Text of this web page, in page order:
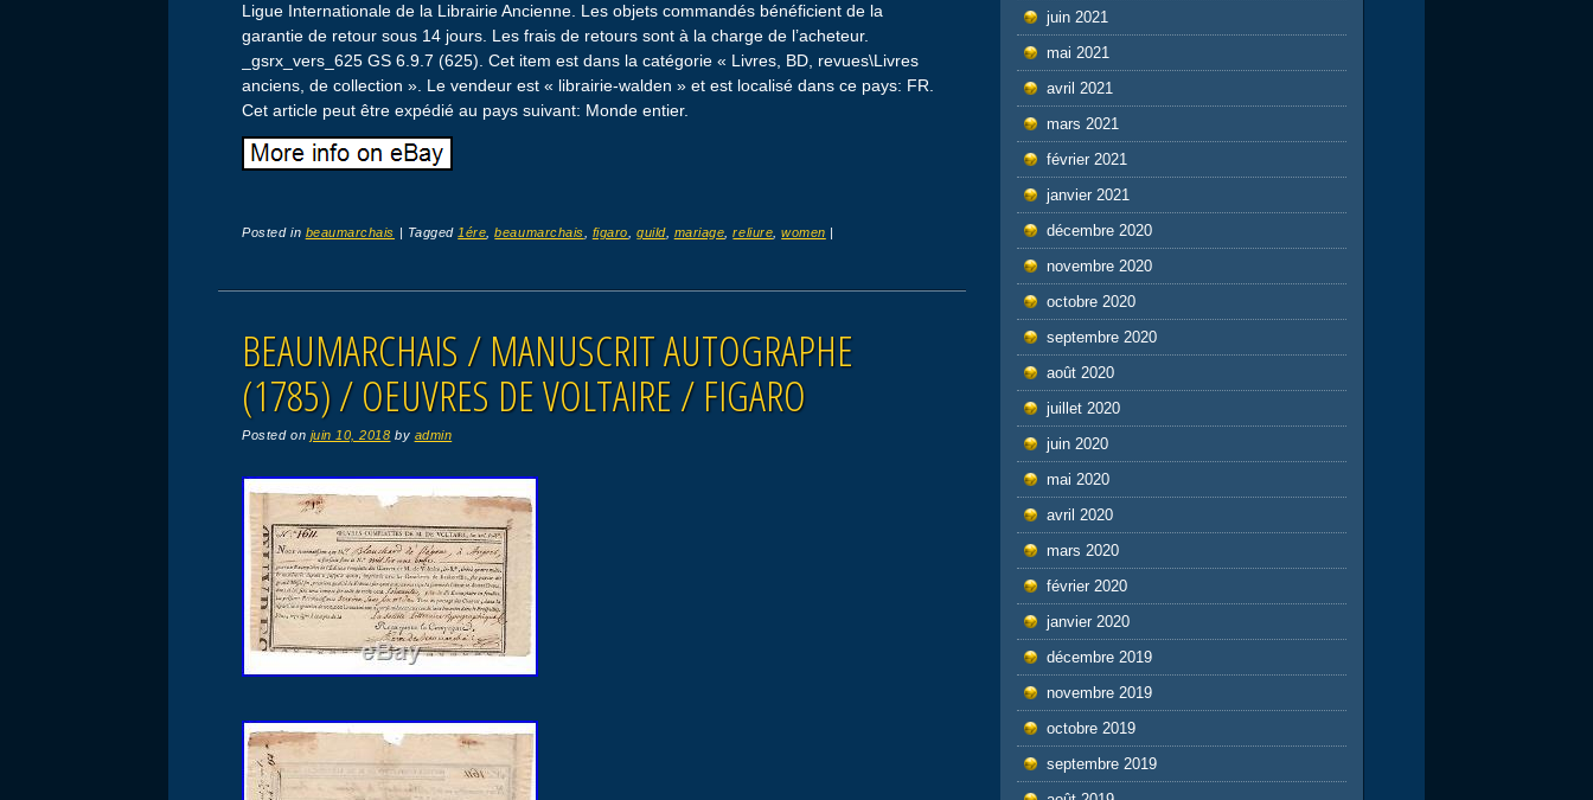
Ligue Internationale de la Librairie Ancienne. Les objets commandés bénéficient de la
garantie de retour sous 14 jours. Les frais de retours sont à la charge de l’acheteur.
_gsrx_vers_625 GS 6.9.7 (625). Cet item est dans la catégorie « Livres, BD, revues\Livres
anciens, de collection ». Le vendeur est « librairie-walden » et est localisé dans ce pays: FR.
Cet article peut être expédié au pays suivant: Monde entier.
Posted in beaumarchais | Tagged 1ére ,beaumarchais figaro ,guild, mariage ,reliure ,women |
BEAUMARCHAIS / MANUSCRIT AUTOGRAPHE
(1785) / OEUVRES DE VOLTAIRE / FIGARO
Posted on juin 10, 2018 by admin
juin 2021
mai 2021
avril 2021
mars 2021
février 2021
janvier 2021
décembre 2020
novembre 2020
octobre 2020
septembre 2020
août 2020
juillet 2020
juin 2020
mai 2020
avril 2020
mars 2020
février 2020
janvier 2020
décembre 2019
novembre 2019
octobre 2019
septembre 2019